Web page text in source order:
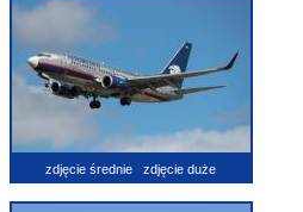
zdjęcie średnie zdjęcie duże